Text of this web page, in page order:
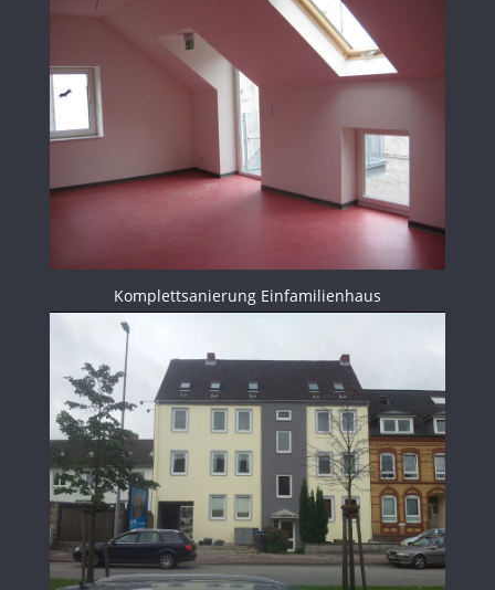
Komplettsanierung Einfamilienhaus